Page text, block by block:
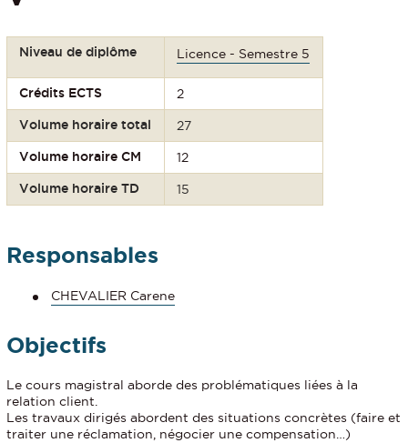
Niveau de diplôme Licence - Semestre 5
Crédits ECTS 2
Volume horaire total 27
Volume horaire CM 12
Volume horaire TD 15
Responsables
CHEVALIER Carene
Objectifs
Le cours magistral aborde des problématiques liées à la
relation client.
Les travaux dirigés abordent des situations concrètes (faire et
traiter une réclamation, négocier une compensation…)